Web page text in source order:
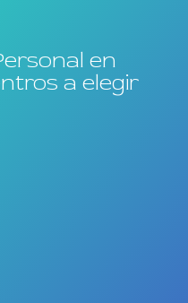
en
a elegir